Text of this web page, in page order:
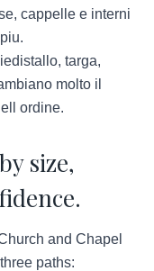
cappelle e interni
targa,
molto il
ordine.
size,
and Chapel
paths: